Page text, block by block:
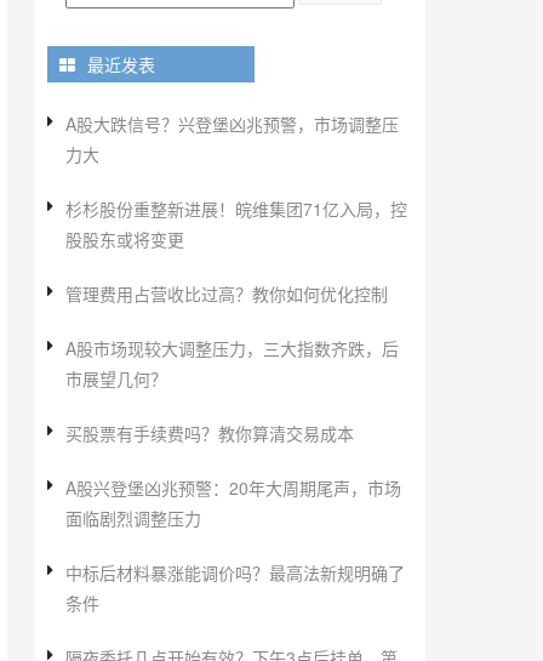
最近发表
A股大跌信号？兴登堡凶兆预警，市场调整压
力大
杉杉股份重整新进展！皖维集团71亿入局，控
股股东或将变更
管理费用占营收比过高？教你如何优化控制
A股市场现较大调整压力，三大指数齐跌，后
市展望几何？
买股票有手续费吗？教你算清交易成本
A股兴登堡凶兆预警：20年大周期尾声，市场
面临剧烈调整压力
中标后材料暴涨能调价吗？最高法新规明确了
条件